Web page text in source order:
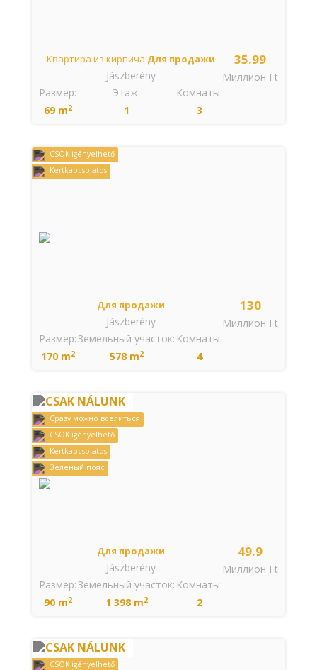
35.99
Миллион Ft
Квартира из кирпича Для продажи
Jászberény
Комнаты:
3
Размер:
69 m2
Этаж:
1
CSOK igényelhető
Kertkapcsolatos
130
Миллион Ft
Для продажи
Jászberény
Комнаты:
4
Размер:
170 m2
Земельный участок:
578 m2
CSAK NÁLUNK
Cразу можно вселиться
CSOK igényelhető
Kertkapcsolatos
Зеленый пояс
49.9
Миллион Ft
Для продажи
Jászberény
Комнаты:
2
Размер:
90 m2
Земельный участок:
1 398 m2
CSAK NÁLUNK
CSOK igényelhető